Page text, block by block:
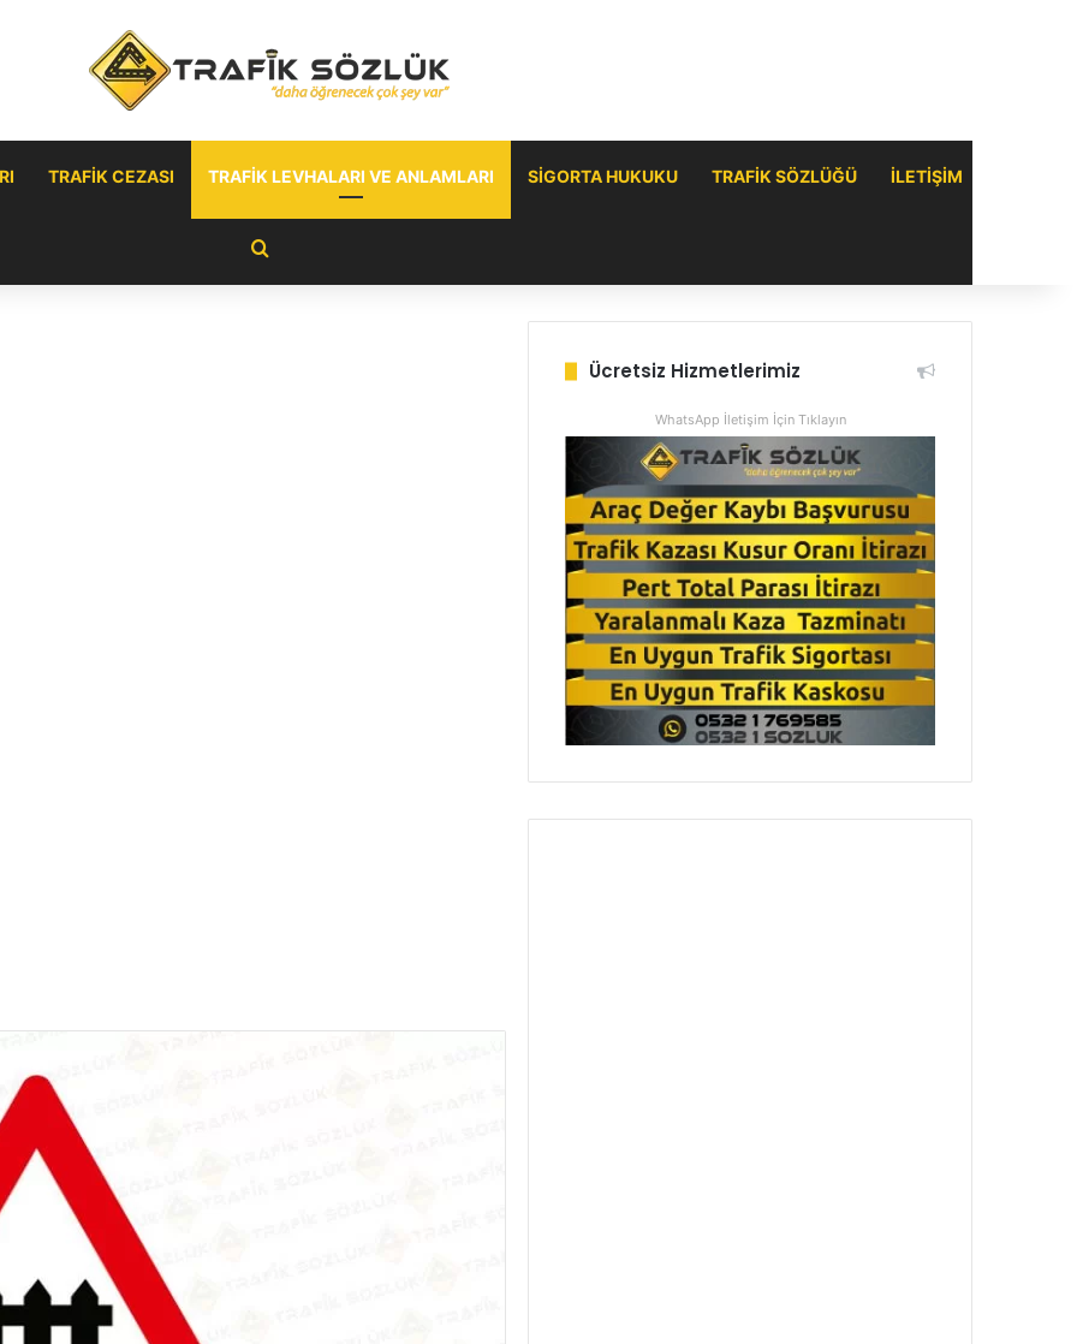
TRAFIK CEZASI TRAFIK LEVHALARI VE ANLAMLARI SIGORTA HUKUKU TRAFIK SÖZLÜĞÜ ILETIŞIM
Ücretsiz Hizmetlerimiz
WhatsApp İletişim İçin Tıklayın